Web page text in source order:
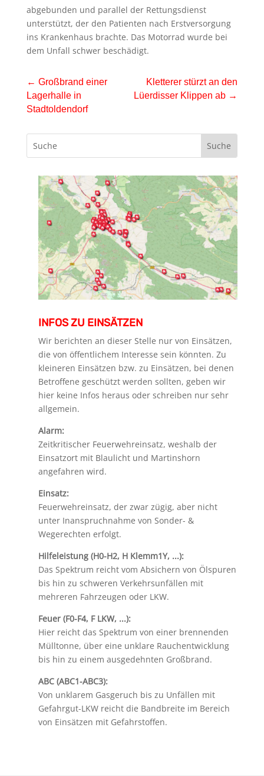
abgebunden und parallel der Rettungsdienst
unterstützt, der den Patienten nach Erstversorgung
ins Krankenhaus brachte. Das Motorrad wurde bei
dem Unfall schwer beschädigt.
← Großbrand einer
Lagerhalle in
Stadtoldendorf
Kletterer stürzt an den
Lüerdisser Klippen ab →
INFOS ZU EINSÄTZEN
Wir berichten an dieser Stelle nur von Einsätzen,
die von öffentlichem Interesse sein könnten. Zu
kleineren Einsätzen bzw. zu Einsätzen, bei denen
Betroffene geschützt werden sollten, geben wir
hier keine Infos heraus oder schreiben nur sehr
allgemein.
Alarm:
Zeitkritischer Feuerwehreinsatz, weshalb der
Einsatzort mit Blaulicht und Martinshorn
angefahren wird.
Einsatz:
Feuerwehreinsatz, der zwar zügig, aber nicht
unter Inanspruchnahme von Sonder- &
Wegerechten erfolgt.
Hilfeleistung (H0-H2, H Klemm1Y, ...):
Das Spektrum reicht vom Absichern von Ölspuren
bis hin zu schweren Verkehrsunfällen mit
mehreren Fahrzeugen oder LKW.
Feuer (F0-F4, F LKW, ...):
Hier reicht das Spektrum von einer brennenden
Mülltonne, über eine unklare Rauchentwicklung
bis hin zu einem ausgedehnten Großbrand.
ABC (ABC1-ABC3):
Von unklarem Gasgeruch bis zu Unfällen mit
Gefahrgut-LKW reicht die Bandbreite im Bereich
von Einsätzen mit Gefahrstoffen.